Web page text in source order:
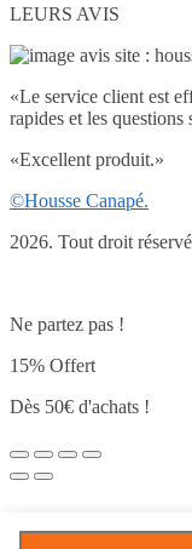
LEURS AVIS
«Le service client est
rapides et les questions
«Excellent produit.»
©Housse Canapé.
2026. Tout droit
Ne partez pas !
15% Offert
Dès 50€ d'achats !